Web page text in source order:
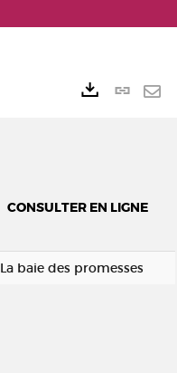
Lien
CONSULTER EN LIGNE
La baie des promesses